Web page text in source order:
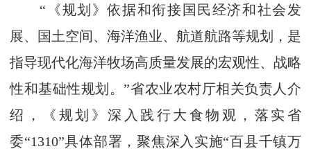
“《规划》依据和衔接国民经济和社会发
展、国土空间、海洋渔业、航道航路等规划，是
指导现代化海洋牧场高质量发展的宏观性、战略
性和基础性规划。”省农业农村厅相关负责人介
绍，《规划》深入践行大食物观，落实省
委“1310”具体部署，聚焦深入实施“百县千镇万